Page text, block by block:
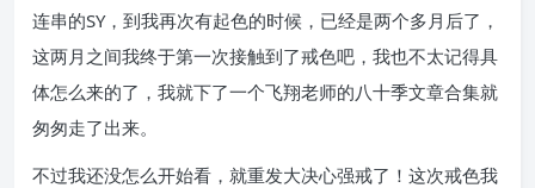
连串的SY，到我再次有起色的时候，已经是两个多月后了，
这两月之间我终于第一次接触到了戒色吧，我也不太记得具
体怎么来的了，我就下了一个飞翔老师的八十季文章合集就
匆匆走了出来。
不过我还没怎么开始看，就重发大决心强戒了！这次戒色我